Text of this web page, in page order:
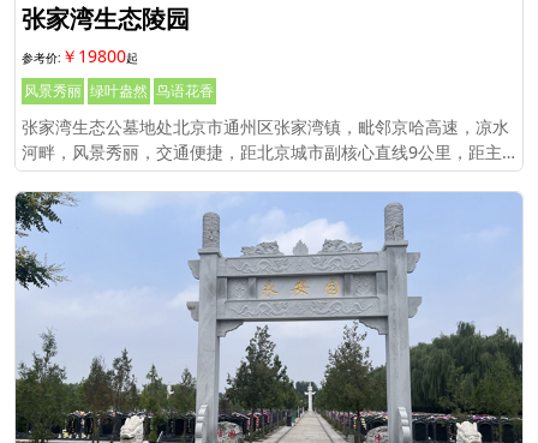
张家湾生态陵园
￥19800
风景秀丽 绿叶盎然 鸟语花香
张家湾生态公墓地处北京市通州区张家湾镇，毗邻京哈高速，凉水
河畔，风景秀丽，交通便捷，距北京城市副核心直线9公里，距主
城区仅30分钟车程。